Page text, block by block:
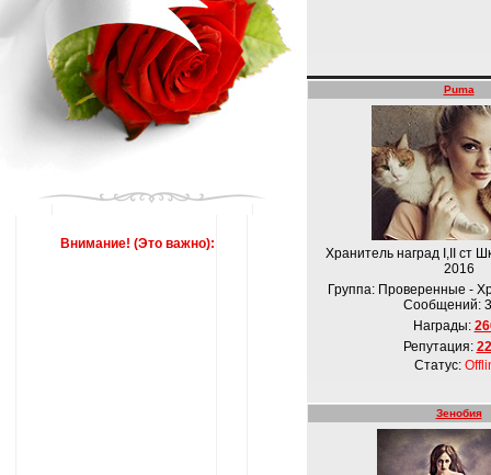
Внимание! (Это важно):
Puma
Хранитель наград I,ІІ ст
2016
Группа: Проверенные -
Сообщений:
Награды:
Репутация:
Статус:
Зенобия